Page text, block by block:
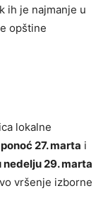
ih je najmanje u
opštine
lokalne
27. marta i
29. marta
vršenje izborne